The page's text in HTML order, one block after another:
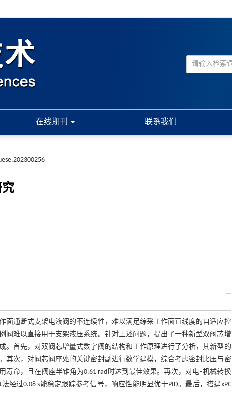
在线期刊 联系我们
通断式支架电液阀的不连续性，难以满足综采工作面直线度的自适应控
难以直接用于支架液压系统。针对上述问题，提出了一种新型双阀芯增
首先，对双阀芯增量式数字阀的结构和工作原理进行了分析，其新型的
次，对阀芯阀座处的关键密封副进行数学建模，综合考虑密封比压与密
命，且在阀座半锥角为0.61 rad时达到最佳效果。再次，对电–机械转换
过0.08 s能稳定跟踪参考信号，响应性能明显优于PID。最后，搭建xPC